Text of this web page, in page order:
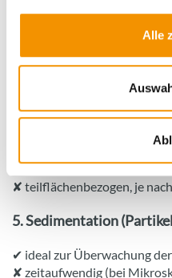
Alle
Prozessmonitoring
✘ begrenzte
geeignet
4. Stempelextraktion +
Mikroskopie oder
✔ besonders geeignet für
✘ teilflächenbezogen, je
5. Sedimentation
✔ ideal zur Überwachung
✘ zeitaufwendig (bei